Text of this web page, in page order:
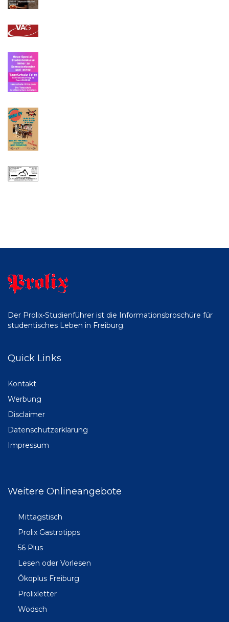
Der Prolix-Studienführer ist die Informationsbroschüre für
studentisches Leben in Freiburg.
Quick Links
Kontakt
Werbung
Disclaimer
Datenschutzerklärung
Impressum
Weitere Onlineangebote
Mittagstisch
Prolix Gastrotipps
56 Plus
Lesen oder Vorlesen
Ökoplus Freiburg
Prolixletter
Wodsch